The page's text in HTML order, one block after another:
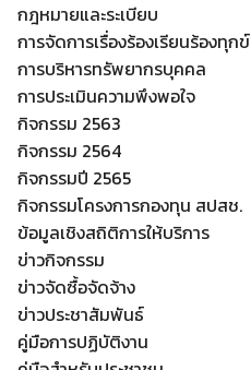
กฎหมายและระเบียบ
การจัดการเรื่องร้องเรียนร้องทุกข์
การบริหารทรัพยากรบุคคล
การประเมินความพึงพอใจ
กิจกรรม 2563
กิจกรรม 2564
กิจกรรมปี 2565
กิจกรรมโครงการกองทุน สปสช.
ข้อมูลเชิงสถิติการให้บริการ
ข่าวกิจกรรม
ข่าวจัดซื้อจัดจ้าง
ข่าวประชาสัมพันธ์
คู่มือการปฏิบัติงาน